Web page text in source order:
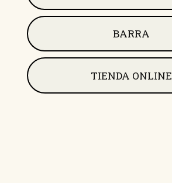
BARRA
TIENDA ONLINE